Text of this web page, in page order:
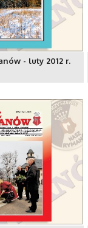
- luty 2012 r.